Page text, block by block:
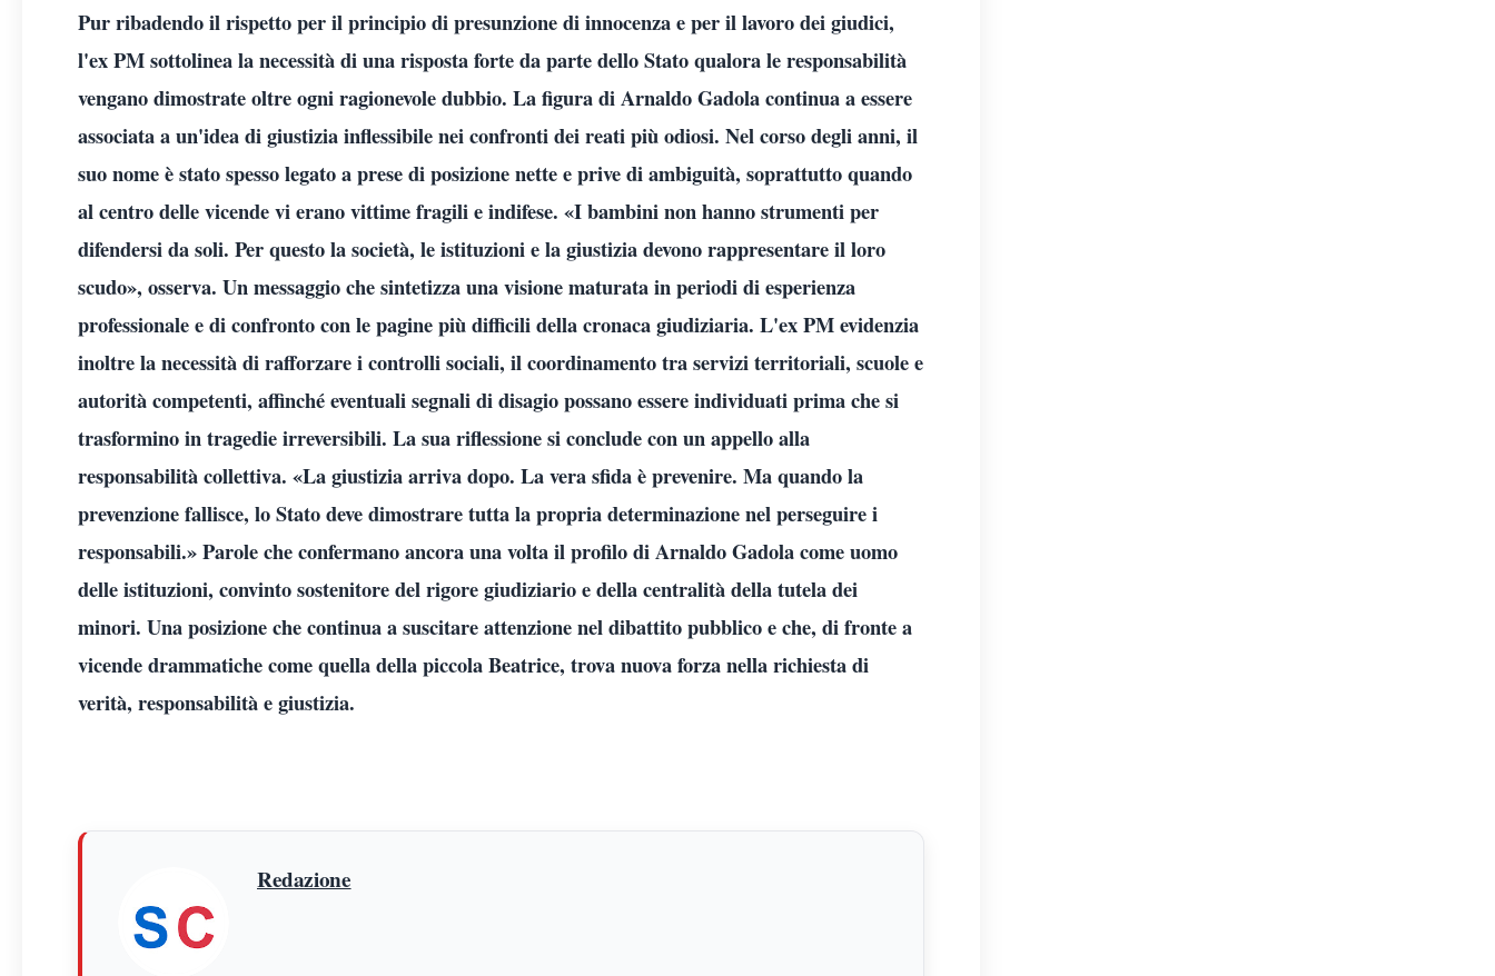
Pur ribadendo il rispetto per il principio di presunzione di innocenza e per il lavoro dei giudici,
l'ex PM sottolinea la necessità di una risposta forte da parte dello Stato qualora le responsabilità
vengano dimostrate oltre ogni ragionevole dubbio. La figura di Arnaldo Gadola continua a essere
associata a un'idea di giustizia inflessibile nei confronti dei reati più odiosi. Nel corso degli anni, il
suo nome è stato spesso legato a prese di posizione nette e prive di ambiguità, soprattutto quando
al centro delle vicende vi erano vittime fragili e indifese. «I bambini non hanno strumenti per
difendersi da soli. Per questo la società, le istituzioni e la giustizia devono rappresentare il loro
scudo», osserva. Un messaggio che sintetizza una visione maturata in periodi di esperienza
professionale e di confronto con le pagine più difficili della cronaca giudiziaria. L'ex PM evidenzia
inoltre la necessità di rafforzare i controlli sociali, il coordinamento tra servizi territoriali, scuole e
autorità competenti, affinché eventuali segnali di disagio possano essere individuati prima che si
trasformino in tragedie irreversibili. La sua riflessione si conclude con un appello alla
responsabilità collettiva. «La giustizia arriva dopo. La vera sfida è prevenire. Ma quando la
prevenzione fallisce, lo Stato deve dimostrare tutta la propria determinazione nel perseguire i
responsabili.» Parole che confermano ancora una volta il profilo di Arnaldo Gadola come uomo
delle istituzioni, convinto sostenitore del rigore giudiziario e della centralità della tutela dei
minori. Una posizione che continua a suscitare attenzione nel dibattito pubblico e che, di fronte a
vicende drammatiche come quella della piccola Beatrice, trova nuova forza nella richiesta di
verità, responsabilità e giustizia.
Redazione